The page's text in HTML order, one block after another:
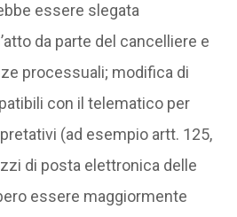
essere slegata
da parte del cancelliere e
processuali; modifica di
con il telematico per
(ad esempio artt. 125,
di posta elettronica delle
essere maggiormente